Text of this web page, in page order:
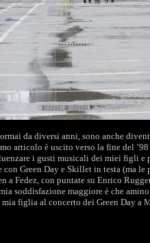
da diversi anni, sono anche
articolo è uscito verso la fine del
i gusti musicali dei miei figli e
Green Day e Skillet in testa (ma
a Fedez, con puntate su Enrico
soddisfazione maggiore è che
mia figlia al concerto dei Green Day